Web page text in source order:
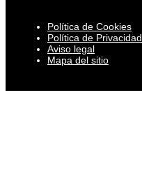
Política de Cookies
Política de Privacidad
Aviso legal
Mapa del sitio